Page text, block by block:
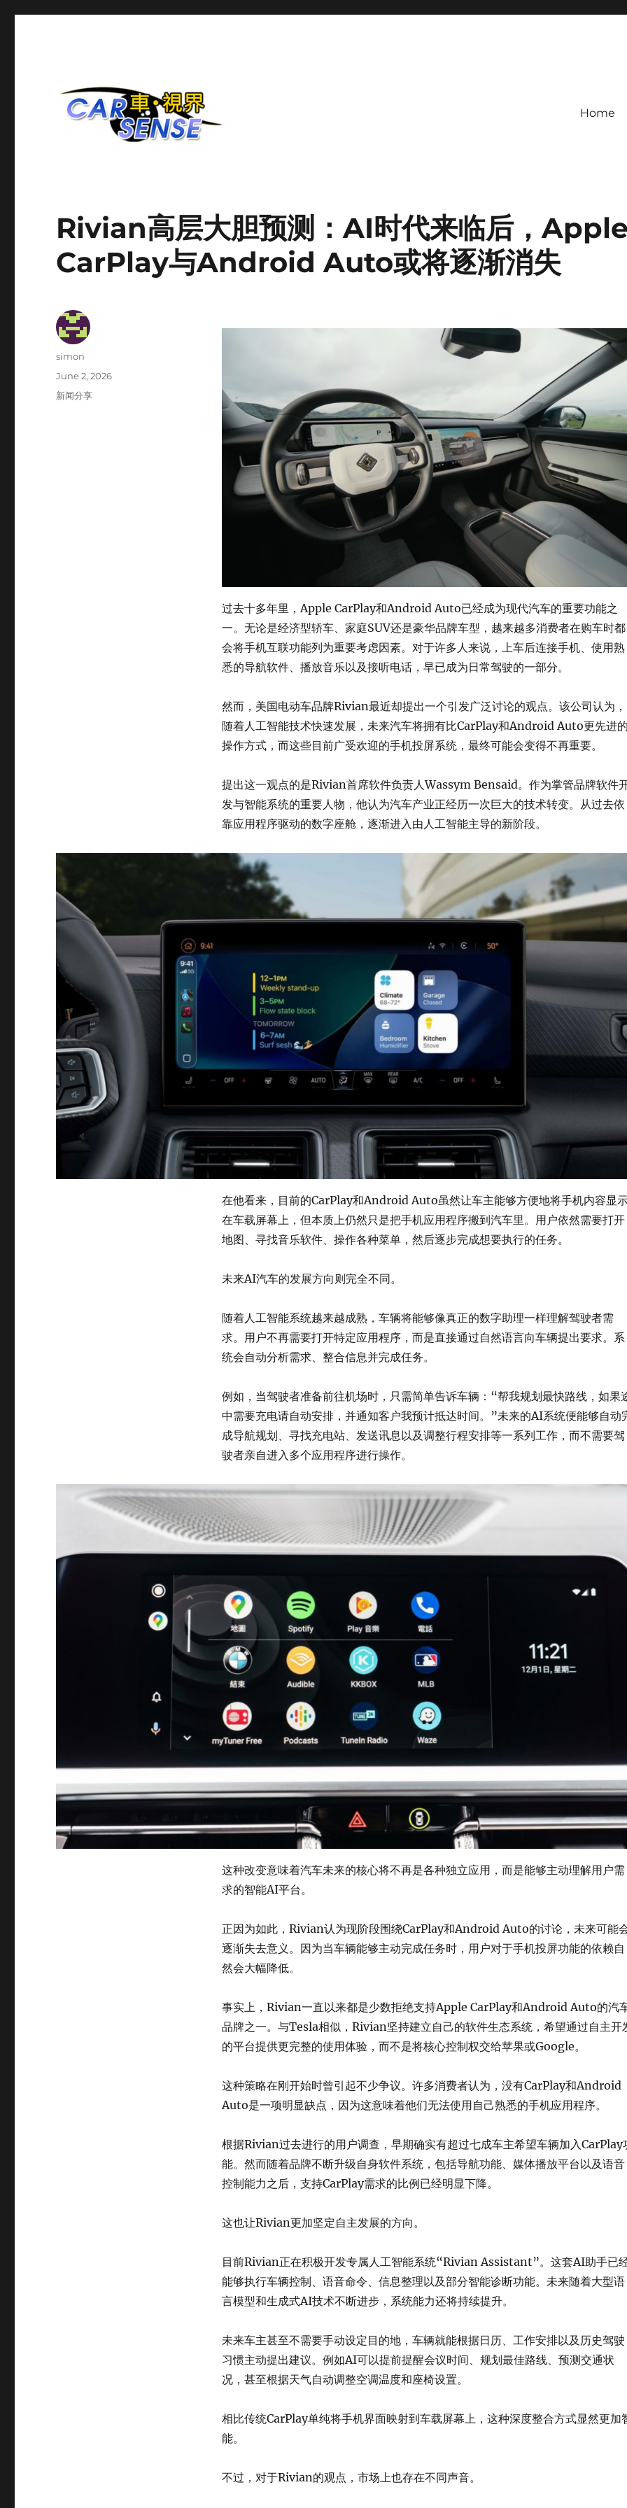
Home
Rivian高层大胆预测：AI时代来临后，
CarPlay与Android Auto或将逐渐消失
过去十多年里，Apple CarPlay和Android Auto已经成为现代汽车的重要功能之
一。无论是经济型轿车、家庭SUV还是豪华品牌车型，越来越多消费者在购车时都
会将手机互联功能列为重要考虑因素。对于许多人来说，上车后连接手机、使用熟
悉的导航软件、播放音乐以及接听电话，早已成为日常驾驶的一部分。
然而，美国电动车品牌Rivian最近却提出一个引发广泛讨论的观点。该公司认为，
随着人工智能技术快速发展，未来汽车将拥有比CarPlay和Android Auto更先进
操作方式，而这些目前广受欢迎的手机投屏系统，最终可能会变得不再重要。
提出这一观点的是Rivian首席软件负责人Wassym Bensaid。作为掌管品牌软件
发与智能系统的重要人物，他认为汽车产业正经历一次巨大的技术转变。从过去依
靠应用程序驱动的数字座舱，逐渐进入由人工智能主导的新阶段。
在他看来，目前的CarPlay和Android Auto虽然让车主能够方便地将手机内容显
在车载屏幕上，但本质上仍然只是把手机应用程序搬到汽车里。用户依然需要打开
地图、寻找音乐软件、操作各种菜单，然后逐步完成想要执行的任务。
未来AI汽车的发展方向则完全不同。
随着人工智能系统越来越成熟，车辆将能够像真正的数字助理一样理解驾驶者需
求。用户不再需要打开特定应用程序，而是直接通过自然语言向车辆提出要求。系
统会自动分析需求、整合信息并完成任务。
例如，当驾驶者准备前往机场时，只需简单告诉车辆：“帮我规划最快路线，如果
中需要充电请自动安排，并通知客户我预计抵达时间。”未来的AI系统便能够自动
成导航规划、寻找充电站、发送讯息以及调整行程安排等一系列工作，而不需要驾
驶者亲自进入多个应用程序进行操作。
这种改变意味着汽车未来的核心将不再是各种独立应用，而是能够主动理解用户需
求的智能AI平台。
正因为如此，Rivian认为现阶段围绕CarPlay和Android Auto的讨论，未来可能
逐渐失去意义。因为当车辆能够主动完成任务时，用户对于手机投屏功能的依赖自
然会大幅降低。
事实上，Rivian一直以来都是少数拒绝支持Apple CarPlay和Android Auto的汽
品牌之一。与Tesla相似，Rivian坚持建立自己的软件生态系统，希望通过自主开
的平台提供更完整的使用体验，而不是将核心控制权交给苹果或Google。
这种策略在刚开始时曾引起不少争议。许多消费者认为，没有CarPlay和Android
Auto是一项明显缺点，因为这意味着他们无法使用自己熟悉的手机应用程序。
根据Rivian过去进行的用户调查，早期确实有超过七成车主希望车辆加入CarPlay
能。然而随着品牌不断升级自身软件系统，包括导航功能、媒体播放平台以及语音
控制能力之后，支持CarPlay需求的比例已经明显下降。
这也让Rivian更加坚定自主发展的方向。
目前Rivian正在积极开发专属人工智能系统“Rivian Assistant”。这套AI助手已
能够执行车辆控制、语音命令、信息整理以及部分智能诊断功能。未来随着大型语
言模型和生成式AI技术不断进步，系统能力还将持续提升。
未来车主甚至不需要手动设定目的地，车辆就能根据日历、工作安排以及历史驾驶
习惯主动提出建议。例如AI可以提前提醒会议时间、规划最佳路线、预测交通状
况，甚至根据天气自动调整空调温度和座椅设置。
相比传统CarPlay单纯将手机界面映射到车载屏幕上，这种深度整合方式显然更加
能。
不过，对于Rivian的观点，市场上也存在不同声音。
Author
simon
Posted
on
June 2, 2026
Categories
新闻分享